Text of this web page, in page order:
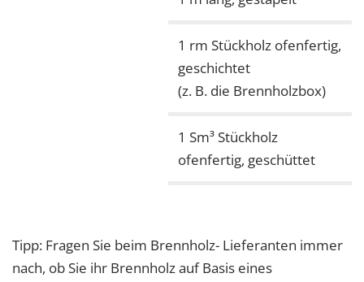
1 rm Stückholz ofenfertig,
geschichtet
(z. B. die Brennholzbox)
1 Sm³ Stückholz
ofenfertig, geschüttet
Tipp: Fragen Sie beim Brennholz- Lieferanten immer
nach, ob Sie ihr Brennholz auf Basis eines